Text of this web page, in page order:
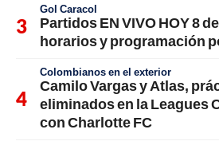
Gol Caracol
Partidos EN VIVO HOY 8
horarios y programación
Colombianos en el exterior
Camilo Vargas y Atlas,
eliminados en la Leagues
con Charlotte FC